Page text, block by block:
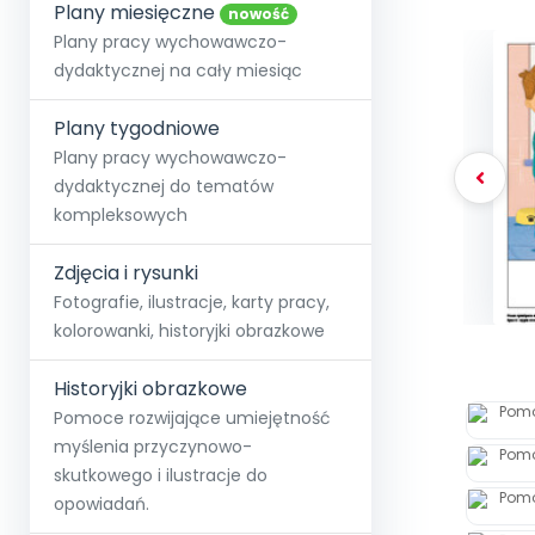
Społeczność
+48 12 631 04 10
kontakt@blizejprzedszkola.pl
O miesięczniku
Strona główna
Strefy,
O Akademii
Akademia
Poznaj pakiet MAX
Testuj przez 7 dni
E-
∞Pakiet
Pełen
Wszystkie projekty
Skontaktuj się
Dodaj wpis
Plany miesięczne nowość
Plany pracy wychowawczo-
dydaktycznej na cały miesiąc
Plany tygodniowe
Plany pracy wychowawczo-
dydaktycznej do tematów
kompleksowych
Zdjęcia i rysunki
Fotografie, ilustracje, karty pracy,
kolorowanki, historyjki obrazkowe
Historyjki obrazkowe
Pomoce rozwijające umiejętność
myślenia przyczynowo-
skutkowego i ilustracje do
opowiadań.